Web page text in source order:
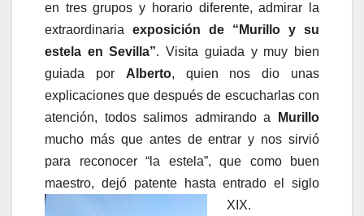
en tres grupos y horario diferente, admirar la
extraordinaria exposición de “Murillo y su
estela en Sevilla”. Visita guiada y muy bien
guiada por Alberto, quien nos dio unas
explicaciones que después de escucharlas con
atención, todos salimos admirando a
Murillo
mucho más que antes de entrar y nos sirvió
para reconocer “la estela”, que como buen
maestro, dejó patente hastaentrado el siglo
XIX.